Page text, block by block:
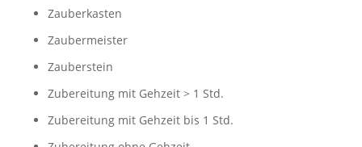
Zauberkasten
Zaubermeister
Zauberstein
Zubereitung mit Gehzeit > 1 Std.
Zubereitung mit Gehzeit bis 1 Std.